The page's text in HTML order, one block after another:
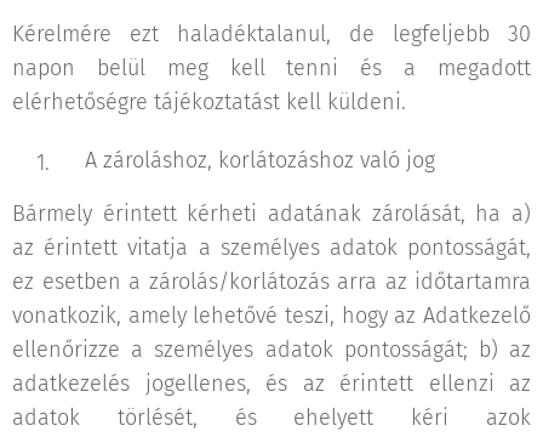
Kérelmére ezt haladéktalanul, de legfeljebb 30
napon belül meg kell tenni és a megadott
elérhetőségre tájékoztatást kell küldeni.
A zároláshoz, korlátozáshoz való jog
Bármely érintett kérheti adatának zárolását, ha a)
az érintett vitatja a személyes adatok pontosságát,
ez esetben a zárolás/korlátozás arra az időtartamra
vonatkozik, amely lehetővé teszi, hogy az Adatkezelő
ellenőrizze a személyes adatok pontosságát; b) az
adatkezelés jogellenes, és az érintett ellenzi az
adatok törlését, és ehelyett kéri azok